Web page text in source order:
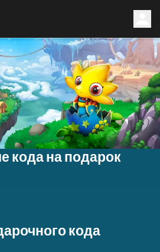
кода на подарок
кода